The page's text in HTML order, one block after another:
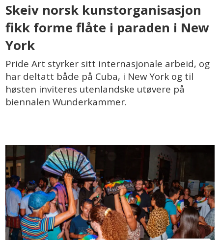
Skeiv norsk kunstorganisasjon
fikk forme flåte i paraden i New
York
Pride Art styrker sitt internasjonale arbeid, og
har deltatt både på Cuba, i New York og til
høsten inviteres utenlandske utøvere på
biennalen Wunderkammer.